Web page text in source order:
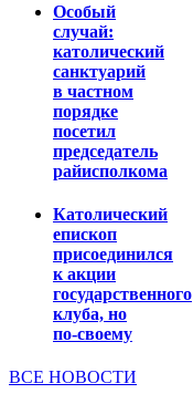
Особый
случай:
католический
санктуарий
в частном
порядке
посетил
председатель
райисполкома
Католический
епископ
присоединился
к акции
государственного
клуба, но
по-своему
ВСЕ НОВОСТИ